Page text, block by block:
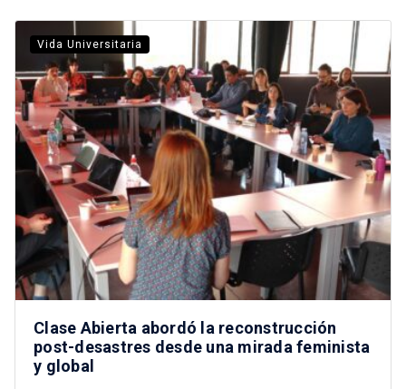
Vida Universitaria
Clase Abierta abordó la reconstrucción
post-desastres desde una mirada feminista
y global